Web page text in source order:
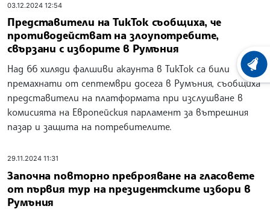
03.12.2024 12:54
Представители на ТикТок съобщиха, че
противодействат на злоупотребите,
свързани с изборите в Румъния
Над 66 хиляди фалшиви акаунта в ТикТок са били
премахнати от септември досега в Румъния, съобщиха
представители на платформата при изслушване в
комисията на Европейския парламент за вътрешния
пазар и защита на потребителите.
29.11.2024 11:31
Започна повторно преброяване на гласовете
от първия тур на президентските избори в
Румъния